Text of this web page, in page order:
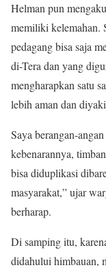
Helman pun
memiliki kelemahan.
pedagang bisa saja
di-Tera dan yang
mengharapkan satu
lebih aman dan
Saya berangan-
kebenarannya,
bisa diduplikasi
masyarakat,” ujar
berharap.
Di samping itu,
didahului himbauan,